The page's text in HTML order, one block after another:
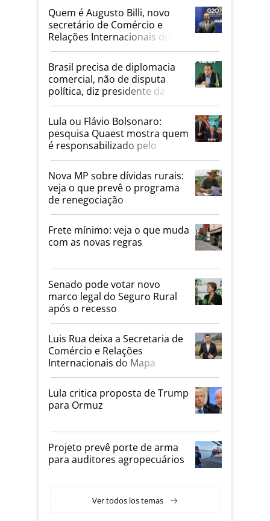
Quem é Augusto Billi, novo
secretário de Comércio e
Relações Internacionais do
Mapa
Brasil precisa de diplomacia
comercial, não de disputa
política, diz presidente da
Faesp
Lula ou Flávio Bolsonaro:
pesquisa Quaest mostra quem
é responsabilizado pelo
tarifaço dos EUA
Nova MP sobre dívidas rurais:
veja o que prevê o programa
de renegociação
Frete mínimo: veja o que muda
com as novas regras
Senado pode votar novo
marco legal do Seguro Rural
após o recesso
Luis Rua deixa a Secretaria de
Comércio e Relações
Internacionais do Mapa
Lula critica proposta de Trump
para Ormuz
Projeto prevê porte de arma
para auditores agropecuários
Ver todos los temas